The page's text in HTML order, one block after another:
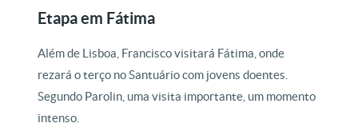
Etapa em Fátima
Além de Lisboa, Francisco visitará Fátima, onde
rezará o terço no Santuário com jovens doentes.
Segundo Parolin, uma visita importante, um momento
intenso.